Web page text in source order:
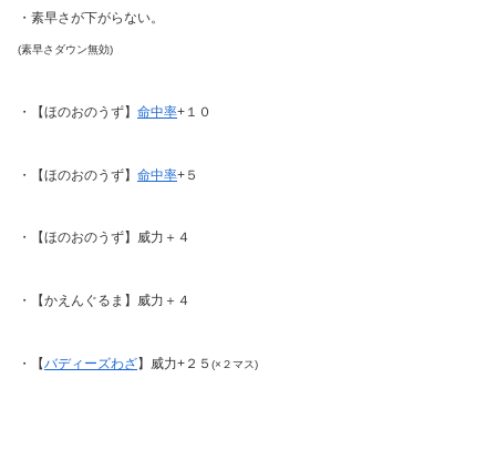
・素早さが下がらない。
(素早さダウン無効)
・【ほのおのうず】 命中率+１０
・【ほのおのうず】 命中率+５
・【ほのおのうず】威力＋４
・【かえんぐるま】威力＋４
・【バディーズわざ】威力+２５ (×２マス)